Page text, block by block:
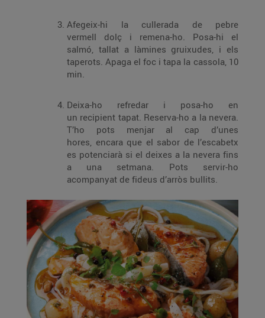
Afegeix-hi la cullerada de pebre
vermell dolç i remena-ho. Posa-hi el
salmó, tallat a làmines gruixudes, i els
taperots. Apaga el foc i tapa la cassola, 10
min.
Deixa-ho refredar i posa-ho en
un recipient tapat. Reserva-ho a la nevera.
T’ho pots menjar al cap d’unes
hores, encara que el sabor de l’escabetx
es potenciarà si el deixes a la nevera fins
a una setmana. Pots servir-ho
acompanyat de fideus d’arròs bullits.